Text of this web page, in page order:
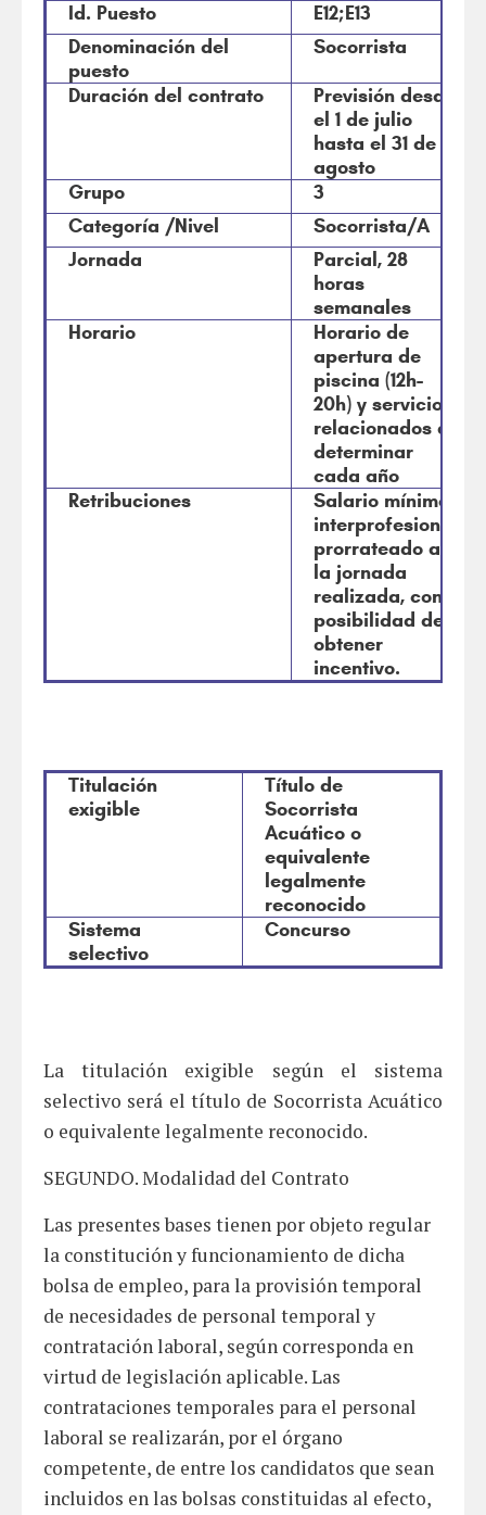
Id. Puesto
E12;E13
Denominación del
puesto
Socorrista
Duración del contrato
Previsión desde
el 1 de julio
hasta el 31 de
agosto
Grupo
3
Categoría /Nivel
Socorrista/A
Jornada
Parcial, 28
horas
semanales
Horario
Horario de
apertura de
piscina (12h-
20h) y servicios
relacionados a
determinar
cada año
Retribuciones
Salario mínimo
interprofesional
prorrateado a
la jornada
realizada, con
posibilidad de
obtener
incentivo.
Titulación
exigible
Título de
Socorrista
Acuático o
equivalente
legalmente
reconocido
Sistema
selectivo
Concurso
La titulación exigible según el sistema
selectivo será el título de Socorrista Acuático
o equivalente legalmente reconocido.
SEGUNDO. Modalidad del Contrato
Las presentes bases tienen por objeto regular
la constitución y funcionamiento de dicha
bolsa de empleo, para la provisión temporal
de necesidades de personal temporal y
contratación laboral, según corresponda en
virtud de legislación aplicable. Las
contrataciones temporales para el personal
laboral se realizarán, por el órgano
competente, de entre los candidatos que sean
incluidos en las bolsas constituidas al efecto,